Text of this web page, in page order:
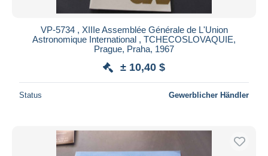
VP-5734 , XIIIe Assemblée Générale de L'Union
Astronomique International , TCHECOSLOVAQUIE,
Prague, Praha, 1967
± 10,40 $
Status Gewerblicher Händler